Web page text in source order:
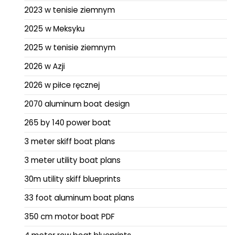
2023 w tenisie ziemnym
2025 w Meksyku
2025 w tenisie ziemnym
2026 w Azji
2026 w piłce ręcznej
2070 aluminum boat design
265 by 140 power boat
3 meter skiff boat plans
3 meter utility boat plans
30m utility skiff blueprints
33 foot aluminum boat plans
350 cm motor boat PDF